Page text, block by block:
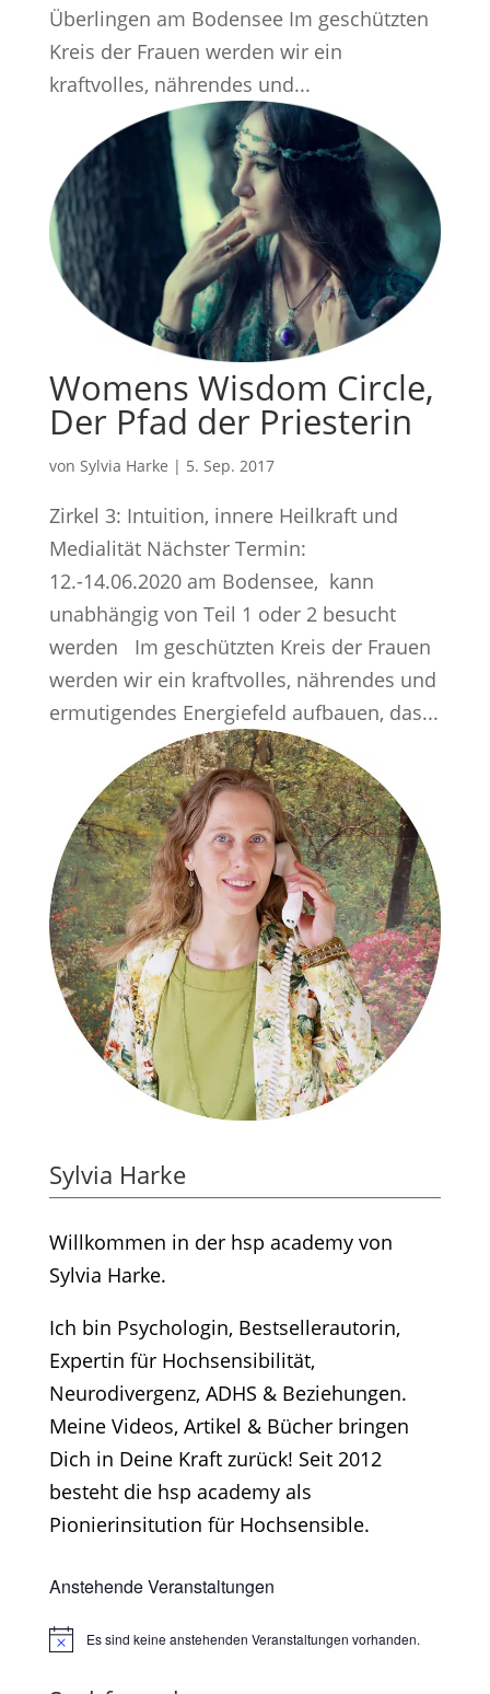
Überlingen am Bodensee Im geschützten
Kreis der Frauen werden wir ein
kraftvolles, nährendes und...
Womens Wisdom Circle,
Der Pfad der Priesterin
von Sylvia Harke | 5. Sep. 2017
Zirkel 3: Intuition, innere Heilkraft und
Medialität Nächster Termin:
12.-14.06.2020 am Bodensee, kann
unabhängig von Teil 1 oder 2 besucht
werden Im geschützten Kreis der Frauen
werden wir ein kraftvolles, nährendes und
ermutigendes Energiefeld aufbauen, das...
Sylvia Harke
Willkommen in der hsp academy von
Sylvia Harke.
Ich bin Psychologin, Bestsellerautorin,
Expertin für Hochsensibilität,
Neurodivergenz, ADHS & Beziehungen.
Meine Videos, Artikel & Bücher bringen
Dich in Deine Kraft zurück! Seit 2012
besteht die hsp academy als
Pionierinsitution für Hochsensible.
Anstehende Veranstaltungen
HinweisEs sind keine anstehenden Veranstaltungen vorhanden.